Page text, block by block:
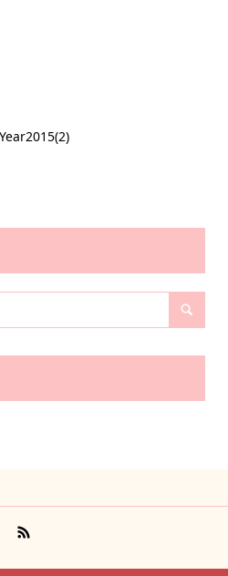
(2)